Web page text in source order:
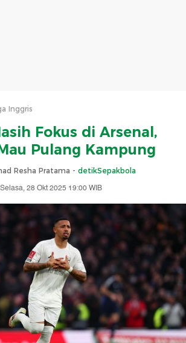
Inggris
Fokus di Arsenal,
Pulang Kampung
Resha Pratama - detikSepakbola
Selasa, 28 Okt 2025 19:00 WIB